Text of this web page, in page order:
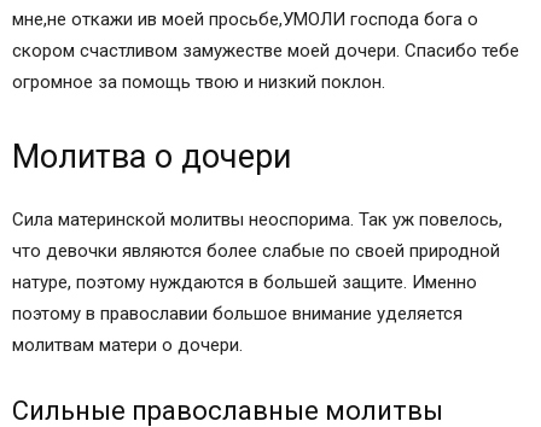
мне,не откажи ив моей просьбе,УМОЛИ господа бога о
скором счастливом замужестве моей дочери. Спасибо тебе
огромное за помощь твою и низкий поклон.
Молитва о дочери
Сила материнской молитвы неоспорима. Так уж повелось,
что девочки являются более слабые по своей природной
натуре, поэтому нуждаются в большей защите. Именно
поэтому в православии большое внимание уделяется
молитвам матери о дочери.
Сильные православные молитвы